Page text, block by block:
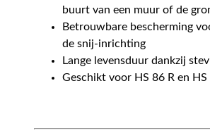
buurt van een muur of de
Betrouwbare bescherming
de snij-inrichting
Lange levensduur dankzij
Geschikt voor HS 86 R en HS